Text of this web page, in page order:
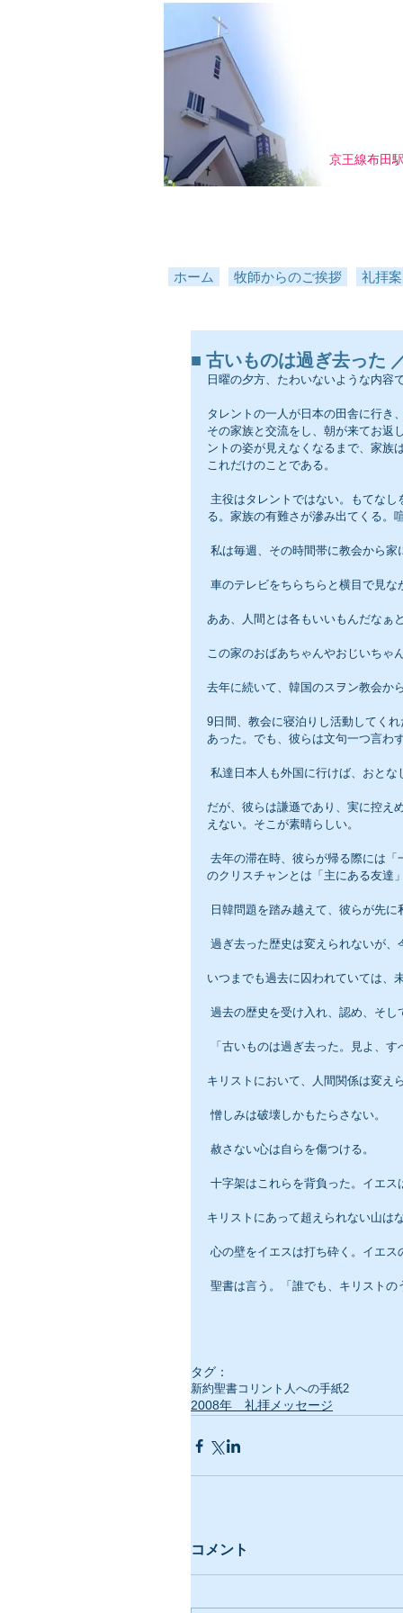
京王線布田
ホーム 牧師からのご挨拶 礼拝
■ 古いものは過ぎ去った
日曜の夕方、たわいないような内容
タレントの一人が日本の田舎に行き
その家族と交流をし、朝が来てお返
ントの姿が見えなくなるまで、家族
これだけのことである。
る。家族の有難さが滲み出てくる。
私は毎週、その時間帯に教会から家
車のテレビをちらちらと横目で見な
ああ、人間とは各もいいもんだなぁ
この家のおばあちゃんやおじいちゃ
去年に続いて、韓国のスヲン教会か
9日間、教会に寝泊りし活動してく
あった。でも、彼らは文句一つ言わ
私達日本人も外国に行けば、おとな
だが、彼らは謙遜であり、実に控え
えない。そこが素晴らしい。
のクリスチャンとは「主にある友達
日韓問題を踏み越えて、彼らが先に
過ぎ去った歴史は変えられないが、
いつまでも過去に囚われていては、
過去の歴史を受け入れ、認め、そし
「古いものは過ぎ去った。見よ、
キリストにおいて、人間関係は変え
憎しみは破壊しかもたらさない。
赦さない心は自らを傷つける。
十字架はこれらを背負った。イエス
キリストにあって超えられない山は
心の壁をイエスは打ち砕く。イエス
聖書は言う。「誰でも、キリストの
タグ：
新約聖書コリント人への手紙2
2008年 礼拝メッセージ
コメント